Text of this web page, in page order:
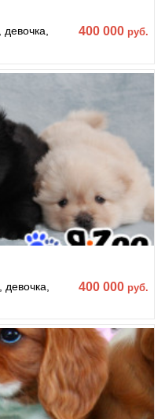
, девочка,
400 000 руб.
, девочка,
400 000 руб.